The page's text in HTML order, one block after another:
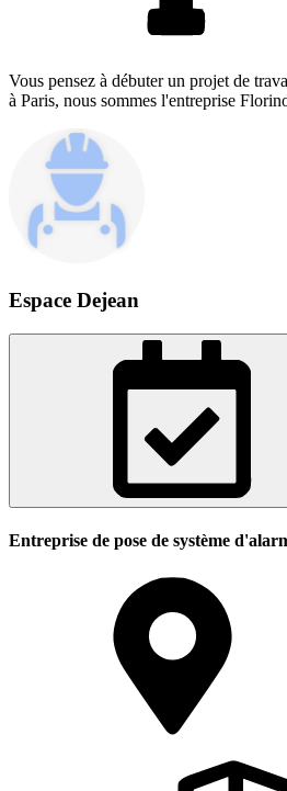
Vous pensez à débuter un projet de
à Paris, nous sommes l'entreprise
Espace Dejean
Entreprise de pose de système